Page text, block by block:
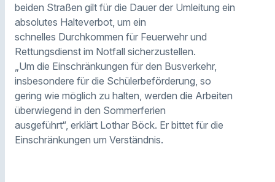
beiden Straßen gilt für die Dauer der Umleitung ein
absolutes Halteverbot, um ein
schnelles Durchkommen für Feuerwehr und
Rettungsdienst im Notfall sicherzustellen.
„Um die Einschränkungen für den Busverkehr,
insbesondere für die Schülerbeförderung, so
gering wie möglich zu halten, werden die Arbeiten
überwiegend in den Sommerferien
ausgeführt“, erklärt Lothar Böck. Er bittet für die
Einschränkungen um Verständnis.